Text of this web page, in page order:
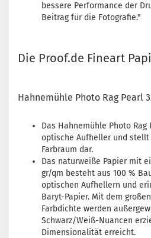
bessere Performance der
Beitrag für die Fotografie."
Die Proof.de Fineart
Hahnemühle Photo Rag Pearl
Das Hahnemühle Photo
optische Aufheller und stellt
Farbraum dar.
Das naturweiße Papier mit
gr/qm besteht aus 100 %
optischen Aufhellern und
Baryt-Papier. Mit dem
Farbdichte werden
Schwarz/Weiß-Nuancen
Dimensionalität erreicht.